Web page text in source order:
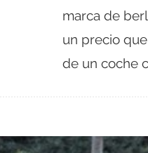
marca de
un precio
de un coche